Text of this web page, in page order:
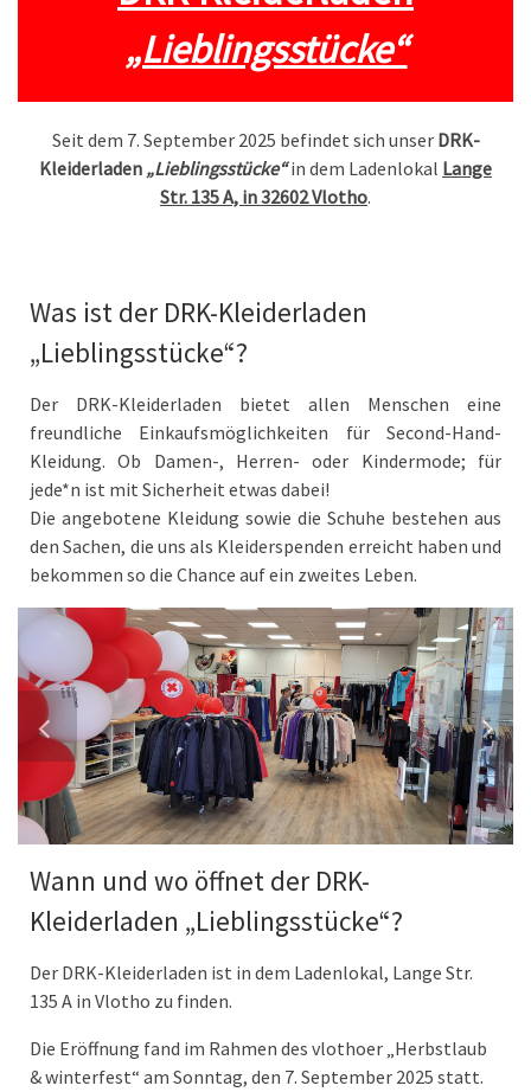
„Lieblingsstücke“
Seit dem 7. September 2025 befindet sich unser DRK-
Kleiderladen „Lieblingsstücke“in dem Ladenlokal Lange
Str. 135 A, in 32602 Vlotho.
Was ist der DRK-Kleiderladen
„Lieblingsstücke“?
Der DRK-Kleiderladen bietet allen Menschen eine
freundliche Einkaufsmöglichkeiten für Second-Hand-
Kleidung. Ob Damen-, Herren- oder Kindermode; für
jede*n ist mit Sicherheit etwas dabei!
Die angebotene Kleidung sowie die Schuhe bestehen aus
den Sachen, die uns als Kleiderspenden erreicht haben und
bekommen so die Chance auf ein zweites Leben.
Wann und wo öffnet der DRK-
Kleiderladen „Lieblingsstücke“?
Der DRK-Kleiderladen ist in dem Ladenlokal, Lange Str.
135 A in Vlotho zu finden.
Die Eröffnung fand im Rahmen des vlothoer „Herbstlaub
& winterfest“ am Sonntag, den 7. September 2025 statt.